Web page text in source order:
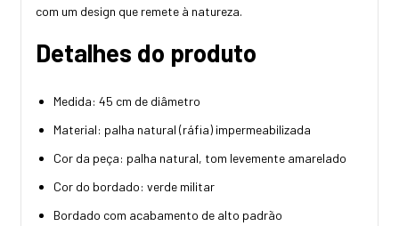
com um design que remete à natureza.
Detalhes do produto
Medida: 45 cm de diâmetro
Material: palha natural (ráfia) impermeabilizada
Cor da peça: palha natural, tom levemente amarelado
Cor do bordado: verde militar
Bordado com acabamento de alto padrão